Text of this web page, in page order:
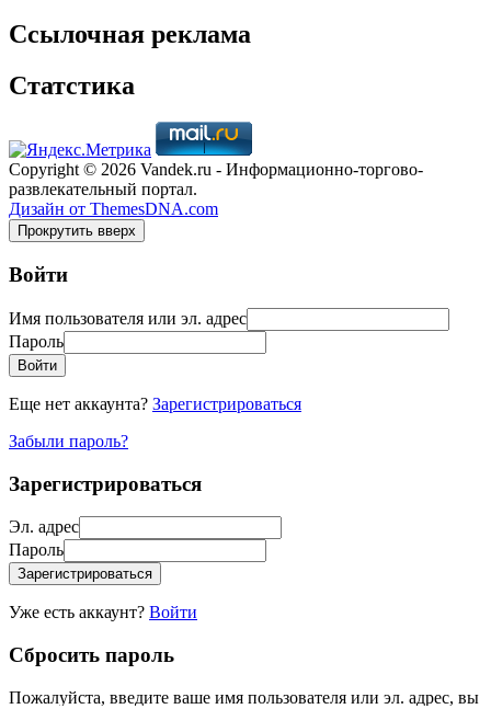
Ссылочная реклама
Статстика
Copyright © 2026 Vandek.ru - Информационно-торгово-
развлекательный портал.
Дизайн от ThemesDNA.com
Прокрутить вверх
Войти
Имя пользователя или эл. адрес
Пароль
Войти
Еще нет аккаунта? Зарегистрироваться
Забыли пароль?
Зарегистрироваться
Эл. адрес
Пароль
Зарегистрироваться
Уже есть аккаунт? Войти
Сбросить пароль
Пожалуйста, введите ваше имя пользователя или эл. адрес, вы